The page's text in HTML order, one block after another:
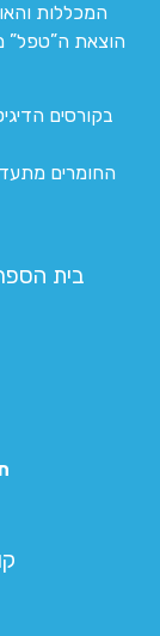
המכללות
הוצאת ה”טפל”
בקורסים
החומרים
בית